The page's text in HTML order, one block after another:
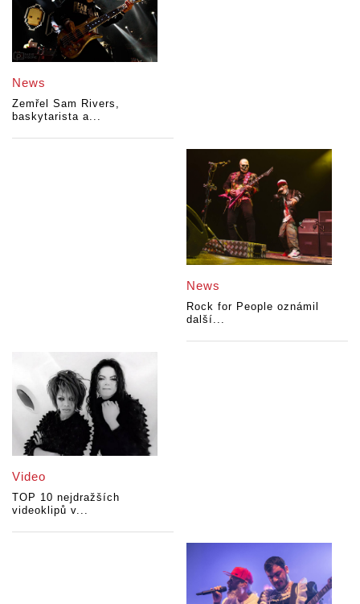
News
Zemřel Sam Rivers,
baskytarista a...
News
Rock for People oznámil
další...
Video
TOP 10 nejdražších
videoklipů v...